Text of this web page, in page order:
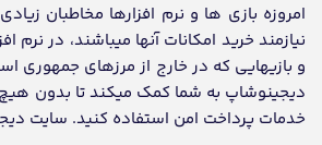
امروزه بازی ها و نرم افزارها مخاطبان
نیازمند خرید امکانات آنها میباشند، در
و بازیهایی که در خارج از مرزهای جمهوری
دیجینوشاپ به شما کمک میکند تا بدون هیچ
خدمات پرداخت امن استفاده کنید. سایت دیجینوشاپ با